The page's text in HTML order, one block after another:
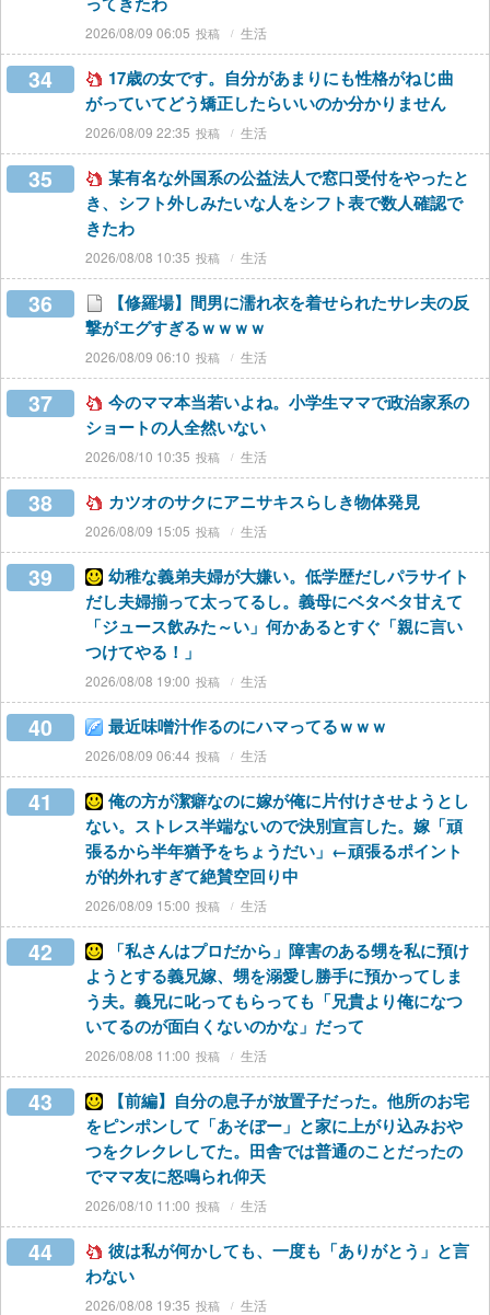
2026/08/09 06:05 生活
34
17歳の女です。自分があまりにも性格がねじ曲
がっていてどう矯正したらいいのか分かりません
2026/08/09 22:35 生活
35
某有名な外国系の公益法人で窓口受付をやったと
き、シフト外しみたいな人をシフト表で数人確認で
きたわ
2026/08/08 10:35 生活
36
【修羅場】間男に濡れ衣を着せられたサレ夫の反
撃がエグすぎるｗｗｗｗ
2026/08/09 06:10 生活
37
今のママ本当若いよね。小学生ママで政治家系の
ショートの人全然いない
2026/08/10 10:35 生活
38 カツオのサクにアニサキスらしき物体発見
2026/08/09 15:05 生活
39
幼稚な義弟夫婦が大嫌い。低学歴だしパラサイト
だし夫婦揃って太ってるし。義母にベタベタ甘えて
「ジュース飲みた～い」何かあるとすぐ「親に言い
つけてやる！」
2026/08/08 19:00 生活
40 最近味噌汁作るのにハマってるｗｗｗ
2026/08/09 06:44 生活
41
俺の方が潔癖なのに嫁が俺に片付けさせようとし
ない。ストレス半端ないので決別宣言した。嫁「頑
張るから半年猶予をちょうだい」←頑張るポイント
が的外れすぎて絶賛空回り中
2026/08/09 15:00 生活
42
「私さんはプロだから」障害のある甥を私に預け
ようとする義兄嫁、甥を溺愛し勝手に預かってしま
う夫。義兄に叱ってもらっても「兄貴より俺になつ
いてるのが面白くないのかな」だって
2026/08/08 11:00 生活
43
【前編】自分の息子が放置子だった。他所のお宅
をピンポンして「あそぼー」と家に上がり込みおや
つをクレクレしてた。田舎では普通のことだったの
でママ友に怒鳴られ仰天
2026/08/10 11:00 生活
44
彼は私が何かしても、一度も「ありがとう」と言
わない
2026/08/08 19:35 生活